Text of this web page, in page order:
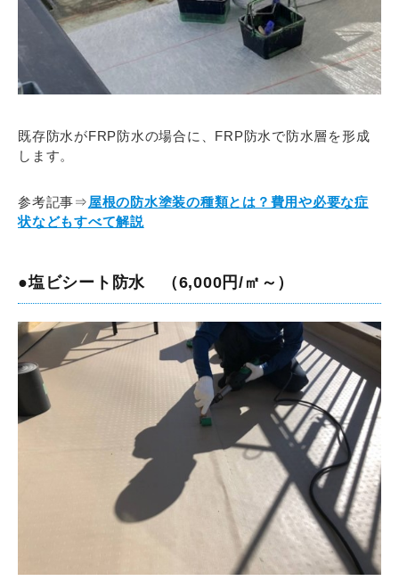
既存防水がFRP防水の場合に、FRP防水で防水層を形成
します。
参考記事⇒屋根の防水塗装の種類とは？費用や必要な症
状などもすべて解説
●塩ビシート防水 （6,000円/㎡～）